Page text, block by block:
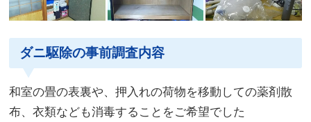
ダニ駆除の事前調査内容
和室の畳の表裏や、押入れの荷物を移動しての薬剤散
布、衣類なども消毒することをご希望でした